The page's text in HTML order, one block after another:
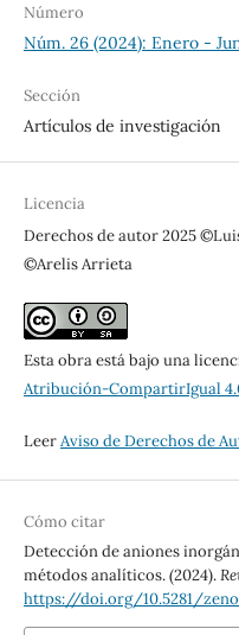
Número
Núm. 26 (2024): Enero -
Sección
Artículos de investigación
Licencia
Derechos de autor 2025
©Arelis Arrieta
Esta obra está bajo una
Atribución-CompartirIgual
LeerAviso de Derechos de
Cómo citar
Detección de aniones
métodos analíticos. (2024).
https://doi.org/10.5281/